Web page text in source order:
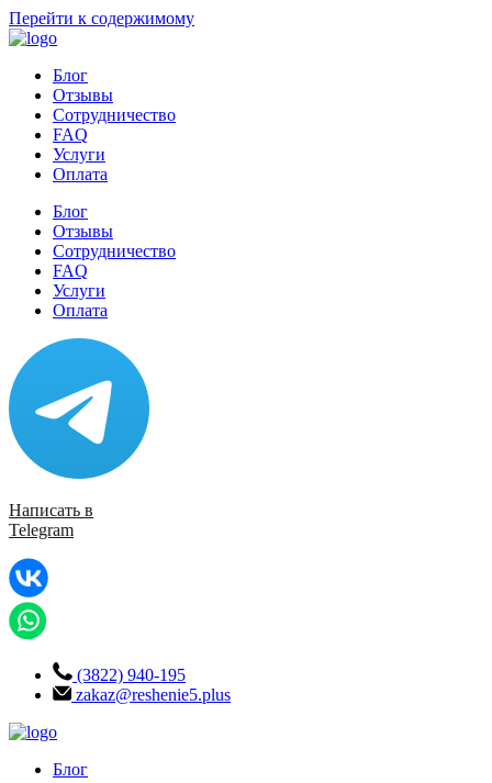
Перейти к содержимому
Блог
Отзывы
Сотрудничество
FAQ
Услуги
Оплата
Блог
Отзывы
Сотрудничество
FAQ
Услуги
Оплата
Написать в
Telegram
(3822) 940-195
zakaz@reshenie5.plus
Блог